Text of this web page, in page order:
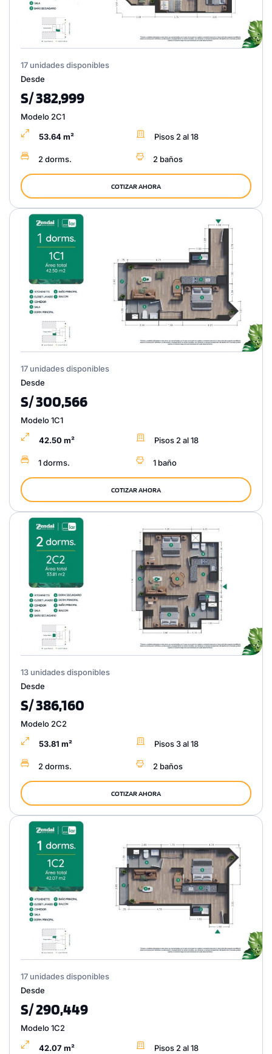
17 unidades disponibles
Desde
S/ 382,999
Modelo 2C1
53.64 m² Pisos 2 al 18
2 dorms. 2 baños
COTIZAR AHORA
17 unidades disponibles
Desde
S/ 300,566
Modelo 1C1
42.50 m² Pisos 2 al 18
1 dorms. 1 baño
COTIZAR AHORA
13 unidades disponibles
Desde
S/ 386,160
Modelo 2C2
53.81 m² Pisos 3 al 18
2 dorms. 2 baños
COTIZAR AHORA
17 unidades disponibles
Desde
S/ 290,449
Modelo 1C2
42.07 m² Pisos 2 al 18